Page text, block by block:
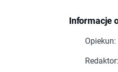
Informacje
Opiekun:
Redaktor: